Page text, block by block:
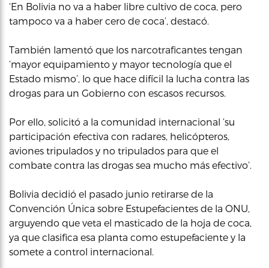
‘En Bolivia no va a haber libre cultivo de coca, pero
tampoco va a haber cero de coca’, destacó.
También lamentó que los narcotraficantes tengan
‘mayor equipamiento y mayor tecnología que el
Estado mismo’, lo que hace difícil la lucha contra las
drogas para un Gobierno con escasos recursos.
Por ello, solicitó a la comunidad internacional ‘su
participación efectiva con radares, helicópteros,
aviones tripulados y no tripulados para que el
combate contra las drogas sea mucho más efectivo’.
Bolivia decidió el pasado junio retirarse de la
Convención Única sobre Estupefacientes de la ONU,
arguyendo que veta el masticado de la hoja de coca,
ya que clasifica esa planta como estupefaciente y la
somete a control internacional.